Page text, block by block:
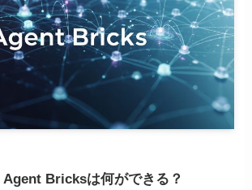
Agent Bricksは何ができる？